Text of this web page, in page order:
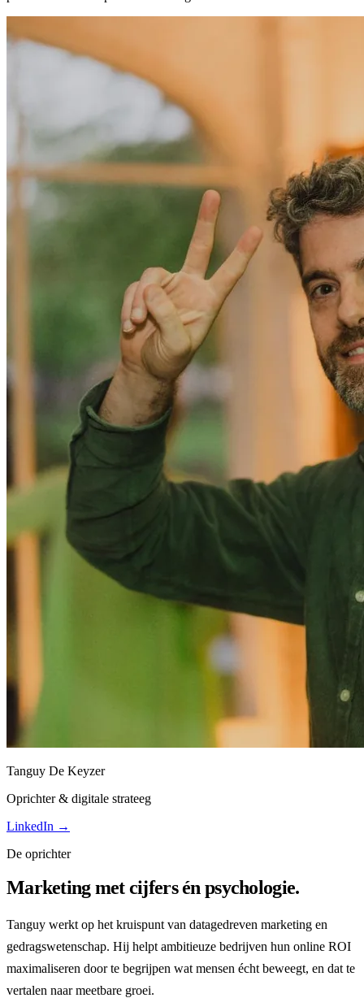
Tanguy De Keyzer
Oprichter & digitale strateeg
LinkedIn →
De oprichter
Marketing met cijfers én psychologie.
Tanguy werkt op het kruispunt van datagedreven marketing en
gedragswetenschap. Hij helpt ambitieuze bedrijven hun online ROI
maximaliseren door te begrijpen wat mensen écht beweegt, en dat te
vertalen naar meetbare groei.